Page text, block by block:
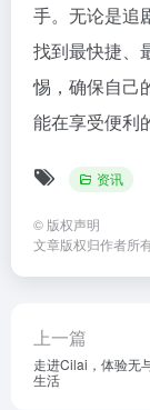
手。无论是追
找到最快捷、
惕，确保自己
能在享受便利
资讯
© 版权声明
文章版权归作者所
上一篇
走进Cilai，体验无
生活